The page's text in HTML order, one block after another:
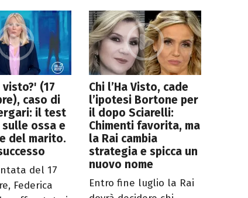
(17
caso di
il test
sulle ossa e
del marito.
del 17
Federica
Chi l’Ha Visto, cade
l’ipotesi Bortone per
il dopo Sciarelli:
Chimenti favorita, ma
la Rai cambia
strategia e spicca un
nuovo nome
Entro fine luglio la Rai